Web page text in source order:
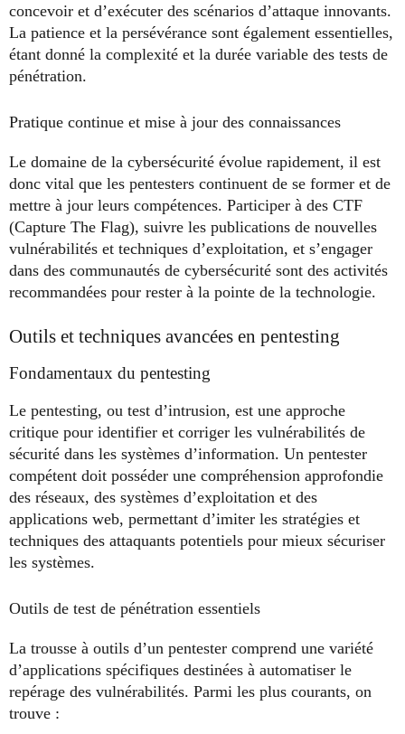
concevoir et d’exécuter des scénarios d’attaque innovants.
La patience et la persévérance sont également essentielles,
étant donné la complexité et la durée variable des tests de
pénétration.
Pratique continue et mise à jour des connaissances
Le domaine de la cybersécurité évolue rapidement, il est
donc vital que les pentesters continuent de se former et de
mettre à jour leurs compétences. Participer à des CTF
(Capture The Flag), suivre les publications de nouvelles
vulnérabilités et techniques d’exploitation, et s’engager
dans des communautés de cybersécurité sont des activités
recommandées pour rester à la pointe de la technologie.
Outils et techniques avancées en pentesting
Fondamentaux du pentesting
Le pentesting, ou test d’intrusion, est une approche
critique pour identifier et corriger les vulnérabilités de
sécurité dans les systèmes d’information. Un pentester
compétent doit posséder une compréhension approfondie
des réseaux, des systèmes d’exploitation et des
applications web, permettant d’imiter les stratégies et
techniques des attaquants potentiels pour mieux sécuriser
les systèmes.
Outils de test de pénétration essentiels
La trousse à outils d’un pentester comprend une variété
d’applications spécifiques destinées à automatiser le
repérage des vulnérabilités. Parmi les plus courants, on
trouve :